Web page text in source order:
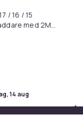
/ 16 / 15
med 2M
14 aug